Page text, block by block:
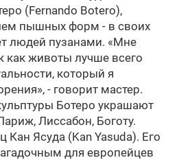
(Fernando Botero),
пышных форм - в своих
людей пузанами. «Мне
как животы лучше всего
который я
- говорит мастер.
Ботеро украшают
Лиссабон, Боготу.
Кан Ясуда (Kan Yasuda). Его
для европейцев